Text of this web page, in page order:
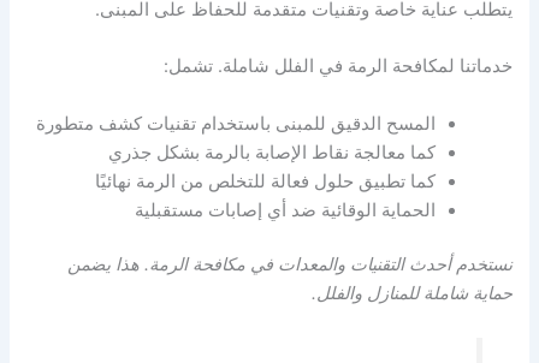
يتطلب عناية خاصة وتقنيات متقدمة للحفاظ على المبنى.
خدماتنا لمكافحة الرمة في الفلل شاملة. تشمل:
المسح الدقيق للمبنى باستخدام تقنيات كشف متطورة
كما معالجة نقاط الإصابة بالرمة بشكل جذري
كما تطبيق حلول فعالة للتخلص من الرمة نهائيًا
الحماية الوقائية ضد أي إصابات مستقبلية
نستخدم أحدث التقنيات والمعدات في مكافحة الرمة. هذا يضمن
حماية شاملة للمنازل والفلل.